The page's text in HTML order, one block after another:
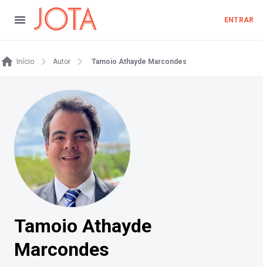
ENTRAR
Início Autor Tamoio Athayde Marcondes
Tamoio Athayde
Marcondes